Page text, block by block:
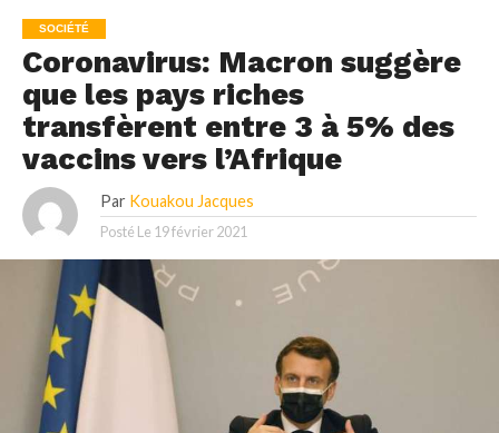
SOCIÉTÉ
Coronavirus: Macron suggère
que les pays riches
transfèrent entre 3 à 5% des
vaccins vers l’Afrique
Par Kouakou Jacques
Posté Le 19 février 2021